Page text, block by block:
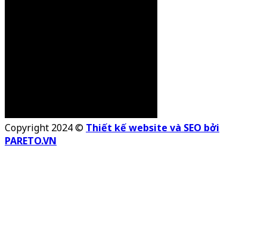
Copyright 2024 © Thiết kế website và SEO bởi
PARETO.VN